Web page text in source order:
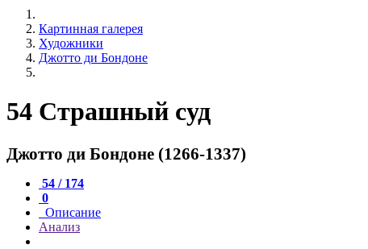
Картинная галерея
Художники
Джотто ди Бондоне
54 Страшный суд
Джотто ди Бондоне (1266-1337)
54 / 174
0
Описание
Анализ